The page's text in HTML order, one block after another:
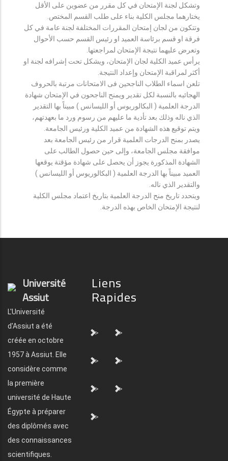
وتشكل لجنة الإمتحان في كل مقرر من عضوين على الأقل
يختارهما مجلس الكلية بناء على طلب القسم المختص.
وتتكون من لجان إمتحان المقررات المختلفة لجنة عامة في كل
فرقة او قسم برئاسة العميد او رئيس القسم حسب الأحوال
وتعرض عليهما نتيجة الإمتحان لمراجعتها.
يرأس عميد الكلية لجان الإمتحان، ويشكل تحت إشرافه لجنة او
أكثر لمراقبة الإمتحان وإعداد النتيجة.
تلعن اسماء الطلاب الناجحين فى الامتحانات مرتبة بالحروف
الهجائيه بالنسبة لكل تقدير ويمنح الناجحون في الإمتحان شهادة
الدرجة العلمية ( البكالوريوس أو الليسانس ) مبيناً بها التقدير
الذي ناله وذلك بعد تأدية ما عليهم من رسوم ورد ما بعهدتهم،
ويتم توقيع هذه الشهادة من عميد الكلية ورئيس الجامعة.
يصدر بمنح الدرجات العلمية قرار من رئيس الجامعة بعد
موافقة مجلس الجامعة، وإلى حين حصول الطالب على
الشهادة المذكورة يجوز أن يحصل على شهادة مؤقتة يوقعها
العميد مبيناً بها الدرجة العلمية ( البكالوريوس أو الليسانس )
والتقدير الذي ناله.
ويتحدد تاريخ منح الدرجة العلمية بتاريخ اعتماد مجلس الكلية
لنتيجة الإمتحان الخاص بهذه الدرجة.
Université
Assiut
L'Université
d'Assiut a été
créée en octobre
1957 à Assiut. Elle
considère comme
la première
université de Haute
Égypte à préparer
des diplômés avec
des connaissances
scientifiques.
Liens
Rapides
"> ">
"> ">
"> ">
">